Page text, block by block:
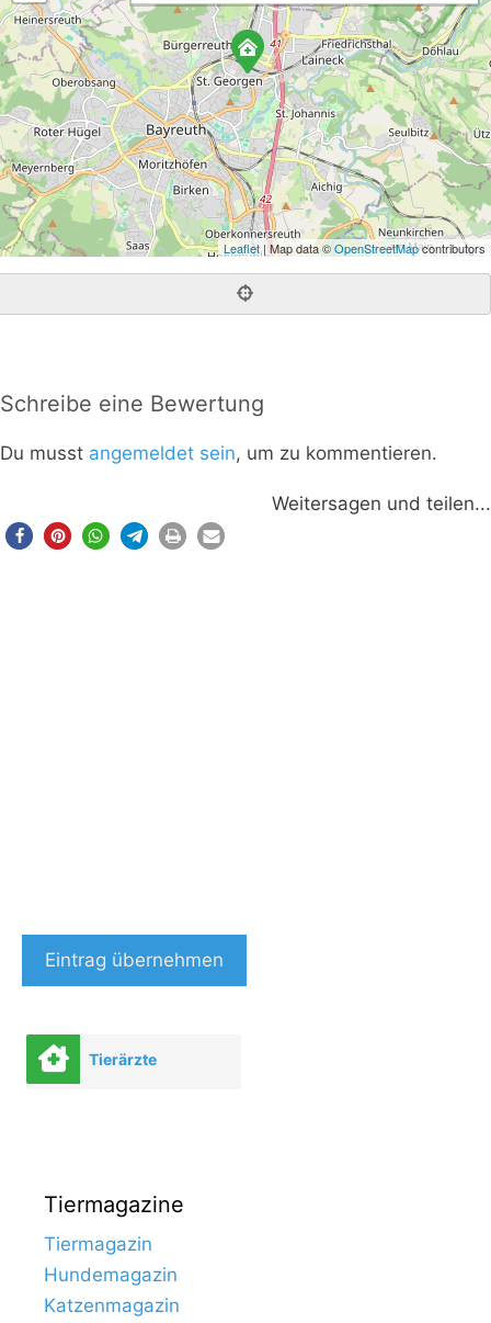
Leaflet| Map data ©OpenStreetMapcontributors
Schreibe eine Bewertung
Du musst angemeldet sein, um zu kommentieren.
Weitersagen und teilen...
Eintrag übernehmen
Tierärzte
Tiermagazine
Tiermagazin
Hundemagazin
Katzenmagazin